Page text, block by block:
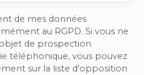
de mes données
au RGPD. Si vous ne
de prospection
téléphonique, vous pouvez
sur la liste d'opposition